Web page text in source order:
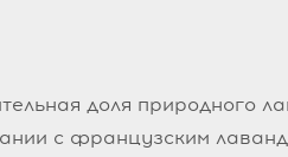
доля природного
с французским